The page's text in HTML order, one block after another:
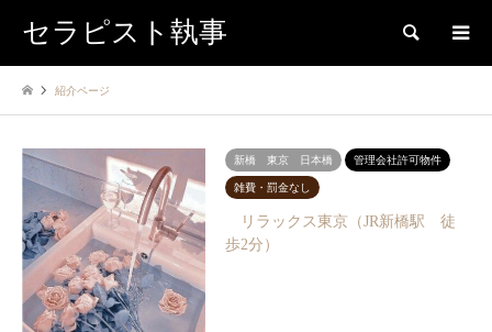
セラピスト執事 検索
紹介ページ
新橋 東京 日本橋 管理会社許可物件
雑費・罰金なし
リラックス東京（JR新橋駅 徒
歩2分）